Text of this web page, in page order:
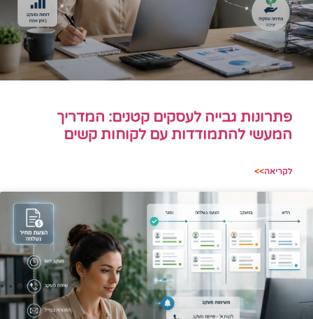
פתרונות גבייה לעסקים קטנים: המדריך
המעשי להתמודדות עם לקוחות קשים
לקריאה>>